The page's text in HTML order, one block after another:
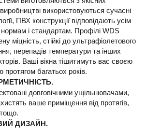
використовуються сучасні
ПВХ конструкції відповідають усім
і стандартам. Профілі WDS
міцність, стійкі до ультрафіолетового
перепадів температури та інших
Ваші вікна тішитимуть вас своєю
протягом багатьох років.
довговічними ущільнювачами,
ваше приміщення від протягів,
ДИЗАЙН.